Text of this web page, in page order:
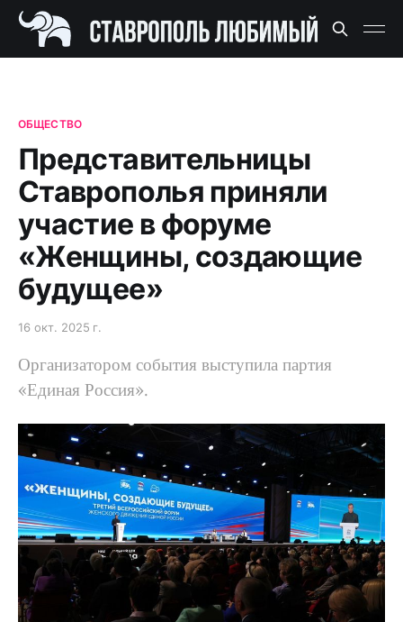
ОБЩЕСТВО
Представительницы
Ставрополья приняли
участие в форуме
«Женщины, создающие
будущее»
16 окт. 2025 г.
Организатором события выступила партия
«Единая Россия».